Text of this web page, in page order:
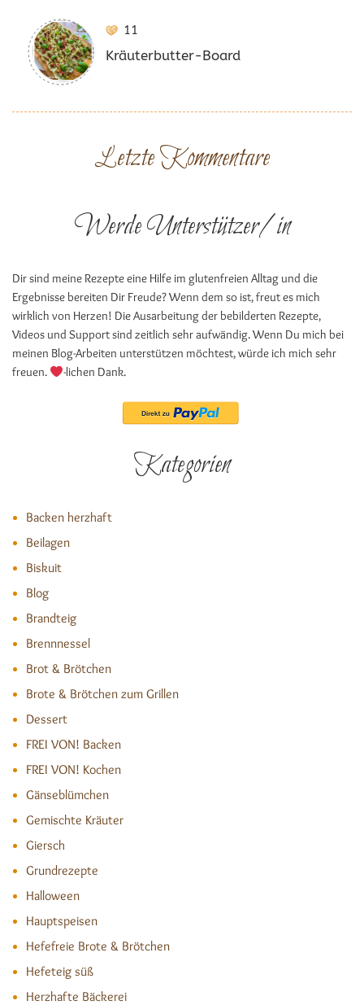
11
Kräuterbutter-Board
Letzte Kommentare
Werde Unterstützer/in
Dir sind meine Rezepte eine Hilfe im glutenfreien Alltag und die
Ergebnisse bereiten Dir Freude? Wenn dem so ist, freut es mich
wirklich von Herzen! Die Ausarbeitung der bebilderten Rezepte,
Videos und Support sind zeitlich sehr aufwändig. Wenn Du mich bei
meinen Blog-Arbeiten unterstützen möchtest, würde ich mich sehr
freuen.
-lichen Dank.
Kategorien
Backen herzhaft
Beilagen
Biskuit
Blog
Brandteig
Brennnessel
Brot & Brötchen
Brote & Brötchen zum Grillen
Dessert
FREI VON! Backen
FREI VON! Kochen
Gänseblümchen
Gemischte Kräuter
Giersch
Grundrezepte
Halloween
Hauptspeisen
Hefefreie Brote & Brötchen
Hefeteig süß
Herzhafte Bäckerei